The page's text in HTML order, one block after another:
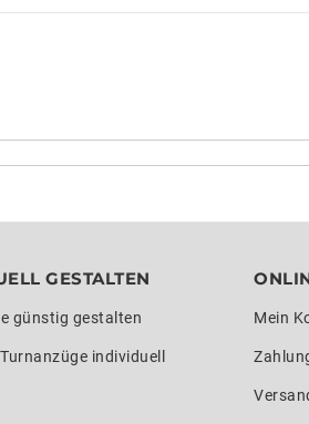
GESTALTEN
günstig gestalten
individuell
Mein